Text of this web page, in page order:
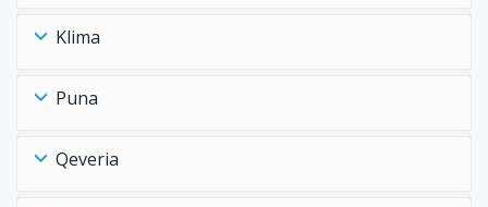
Klima
Puna
Qeveria